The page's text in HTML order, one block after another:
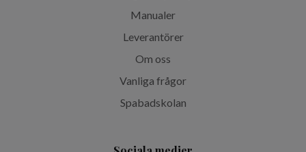
Manualer
Leverantörer
Om oss
Vanliga frågor
Spabadskolan